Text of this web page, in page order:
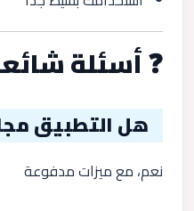
❓ أسئلة
هل التطبيق
نعم، مع ميزات مدفوعة